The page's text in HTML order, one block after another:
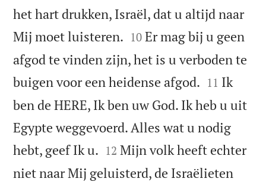
het hart drukken, Israël, dat u altijd naar
Mij moet luisteren. 

10 Er mag bij u geen
afgod te vinden zijn, het is u verboden te
buigen voor een heidense afgod. 

11 Ik
ben de HERE, Ik ben uw God. Ik heb u uit
Egypte weggevoerd. Alles wat u nodig
hebt, geef Ik u. 

12 Mijn volk heeft echter
niet naar Mij geluisterd, de Israëlieten